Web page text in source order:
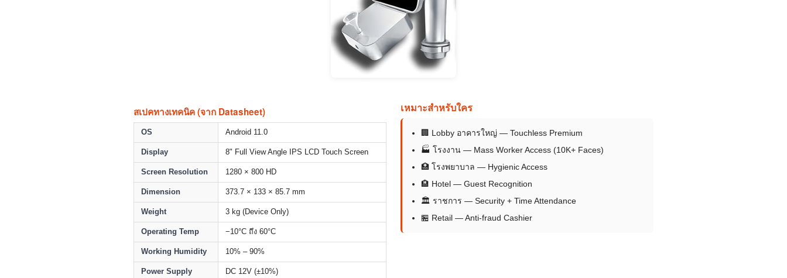
สเปคทางเทคนิค (จาก Datasheet)
OS Android 11.0
Display 8" Full View Angle IPS LCD Touch Screen
Screen Resolution 1280 × 800 HD
Dimension 373.7 × 133 × 85.7 mm
Weight 3 kg (Device Only)
Operating Temp −10°C ถึง 60°C
Working Humidity 10% – 90%
Power Supply DC 12V (±10%)
เหมาะสำหรับใคร
🏢 Lobby อาคารใหญ่ — Touchless Premium
🏭 โรงงาน — Mass Worker Access (10K+ Faces)
🏥 โรงพยาบาล — Hygienic Access
🏨 Hotel — Guest Recognition
🏛 ราชการ — Security + Time Attendance
🏪 Retail — Anti-fraud Cashier